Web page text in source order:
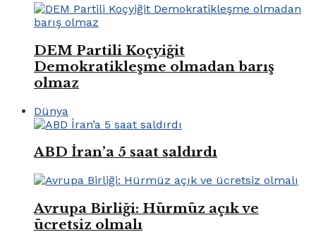
DEM Partili Koçyiğit
Demokratikleşme olmadan barış
olmaz
Dünya
ABD İran’a 5 saat saldırdı
Avrupa Birliği: Hürmüz açık ve
ücretsiz olmalı